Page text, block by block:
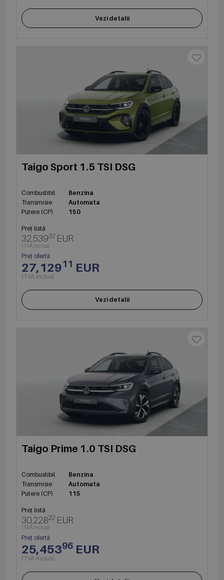
Vezi detalii
Taigo Sport 1.5 TSI DSG
Combustibil
Benzina
Transmisie
Automata
Putere (CP)
150
Preț listă
32,53932 EUR
(TVA inclus)
Preț ofertă
27,12911 EUR
(TVA inclus)
Vezi detalii
Taigo Prime 1.0 TSI DSG
Combustibil
Benzina
Transmisie
Automata
Putere (CP)
115
Preț listă
30,22822 EUR
(TVA inclus)
Preț ofertă
25,45396 EUR
(TVA inclus)